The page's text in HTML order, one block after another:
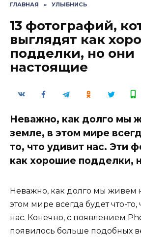
ГЛАВНАЯ » УЛЫБНИСЬ
13 фотографий,
выглядят как
подделки, но они
настоящие
Неважно, как долго мы
земле, в этом мире
то, что удивит нас. Эти
как хорошие подделки,
Неважно, как долго мы живем
этом мире всегда будет что-то,
нас. Конечно, с появлением
появилось больше подобных